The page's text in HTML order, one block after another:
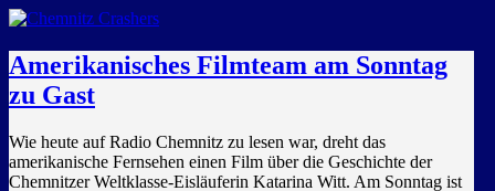
Amerikanisches Filmteam am Sonntag
zu Gast
Wie heute auf Radio Chemnitz zu lesen war, dreht das
amerikanische Fernsehen einen Film über die Geschichte der
Chemnitzer Weltklasse-Eisläuferin Katarina Witt. Am Sonntag ist